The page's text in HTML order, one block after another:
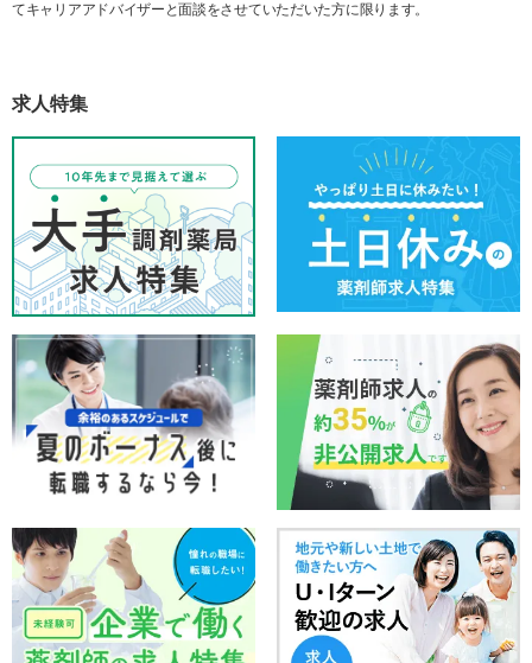
てキャリアアドバイザーと面談をさせていただいた方に限ります。
求人特集